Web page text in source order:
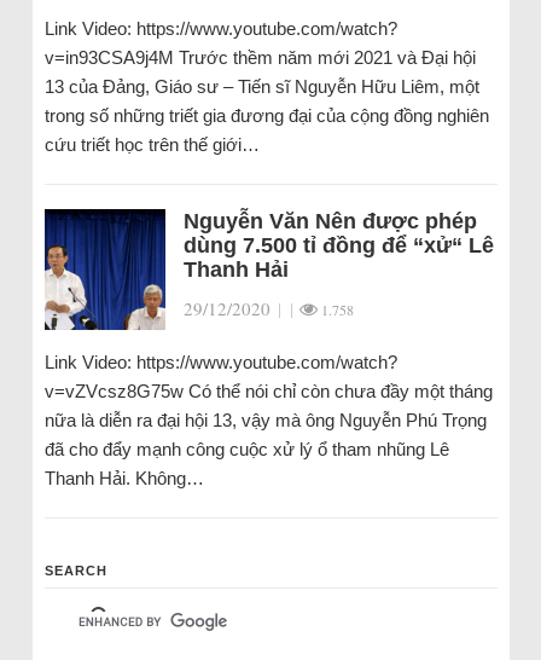
Link Video: https://www.youtube.com/watch?
v=in93CSA9j4M Trước thềm năm mới 2021 và Đại hội
13 của Đảng, Giáo sư – Tiến sĩ Nguyễn Hữu Liêm, một
trong số những triết gia đương đại của cộng đồng nghiên
cứu triết học trên thế giới…
Nguyễn Văn Nên được phép
dùng 7.500 tỉ đồng để “xử“ Lê
Thanh Hải
29/12/2020 | | 1.758
Link Video: https://www.youtube.com/watch?
v=vZVcsz8G75w Có thể nói chỉ còn chưa đầy một tháng
nữa là diễn ra đại hội 13, vậy mà ông Nguyễn Phú Trọng
đã cho đẩy mạnh công cuộc xử lý ổ tham nhũng Lê
Thanh Hải. Không…
SEARCH